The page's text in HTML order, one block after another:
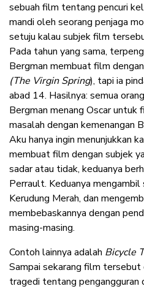
sebuah film tentang pencuri
mandi oleh seorang penjaga
setuju kalau subjek film
Pada tahun yang sama,
Bergman membuat film
(The Virgin Spring), tapi ia
abad 14. Hasilnya: semua
Bergman menang Oscar
masalah dengan kemenangan
Aku hanya ingin menunjukkan
membuat film dengan subjek
sadar atau tidak, keduanya
Perrault. Keduanya
Kerudung Merah, dan
membebaskannya dengan
masing-masing.
Contoh lainnya adalah Bicycle
Sampai sekarang film tersebut
tragedi tentang pengangguran